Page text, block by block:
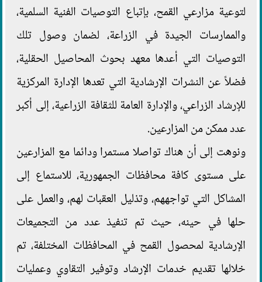
لتوعية مزارعي القمح، بإتباع التوصيات الفنية السلمية،
والممارسات الجيدة في الزراعة، لضمان وصول تلك
التوصيات التي أعدها معهد بحوث المحاصيل الحقلية،
فضلاً عن النشرات الإرشادية التي تعدها الإدارة المركزية
للإرشاد الزراعي، والإدارة العامة للثقافة الزراعية، إلى أكبر
عدد ممكن من المزارعين.
ونوهت إلى أن هناك تواصلا مستمرا ودائما مع المزارعين
على مستوى كافة محافظات الجمهورية، للاستماع إلى
المشاكل التي تواجههم، وتذليل العقبات لهم، والعمل على
حلها في حينه، حيث تم تنفيذ عدد من التجميعات
الإرشادية لمحصول القمح في المحافظات المختلفة، تم
خلالها تقديم خدمات الإرشاد وتوفير التقاوي وعمليات